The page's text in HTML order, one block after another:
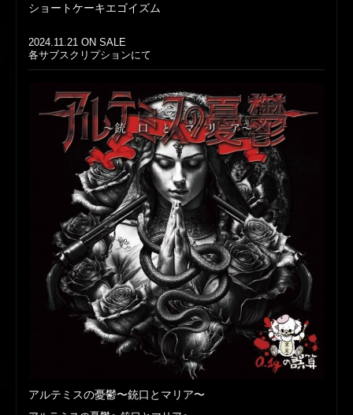
ショートケーキエゴイズム
2024.11.21 ON SALE
各サブスクリプションにて
アルテミスの憂鬱〜銃口とマリア〜